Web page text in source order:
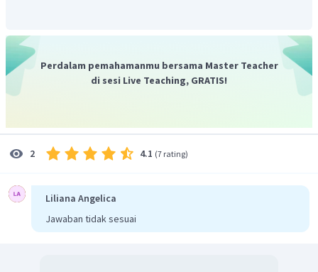
Kesimpulan atau saran akhir dari teks diskusi yang
berisi kesimpulan dan saran. Bisa dituangkan dalam
bentuk rekomendasi atau penyelesaian masalah.
Perdalam pemahamanmu bersama Master Teacher
di sesi Live Teaching, GRATIS!
2 4.1 (7 rating)
Liliana Angelica
Jawaban tidak sesuai